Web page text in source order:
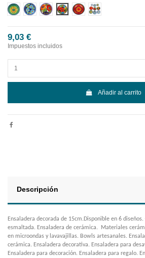
Diseño 1Diseño 2Diseño 3Diseño 4Diseño 5Diseño 6
9,03 €
Impuestos incluidos
Añadir al carrito
Descripción
Ensaladera decorada de 15cm.Disponible en 6
esmaltada. Ensaladera de cerámica. Materiales
en microondas y lavavajillas. Bowls artesanales.
cerámica. Ensaladera decorativa. Ensaladera para
Ensaladera para decoración. Ensaladera para regalo.